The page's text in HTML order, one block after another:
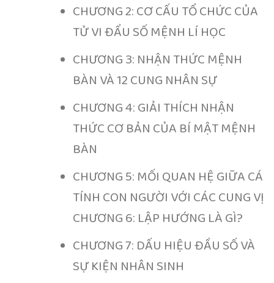
CHƯƠNG 2: CƠ CẤU TỔ CHỨC CỦA
TỬ VI ĐẨU SỐ MỆNH LÍ HỌC
CHƯƠNG 3: NHẬN THỨC MỆNH
BÀN VÀ 12 CUNG NHÂN SỰ
CHƯƠNG 4: GIẢI THÍCH NHẬN
THỨC CƠ BẢN CỦA BÍ MẬT MỆNH
BÀN
CHƯƠNG 5: MỐI QUAN HỆ GIỮA CÁ
TÍNH CON NGƯỜI VỚI CÁC CUNG VỊ
CHƯƠNG 6: LẬP HƯỚNG LÀ GÌ?
CHƯƠNG 7: DẤU HIỆU ĐẦU SỐ VÀ
SỰ KIỆN NHÂN SINH